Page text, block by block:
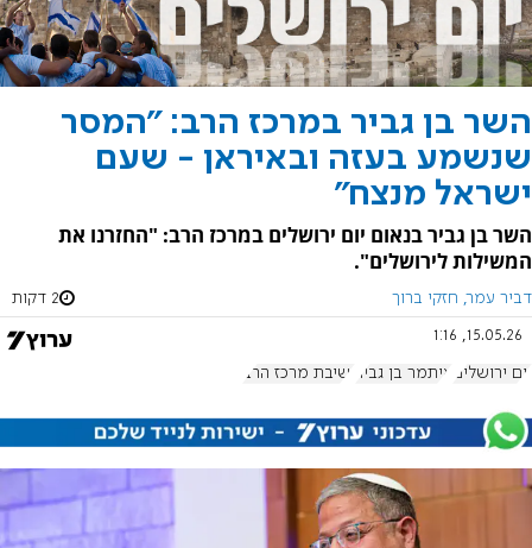
השר בן גביר במרכז הרב: "המסר
שנשמע בעזה ובאיראן - שעם
ישראל מנצח"
השר בן גביר בנאום יום ירושלים במרכז הרב: "החזרנו את
המשילות לירושלים".
דביר עמר, חזקי ברוך 2 דקות
15.05.26, 1:16
יום ירושלים איתמר בן גביר ישיבת מרכז הרב